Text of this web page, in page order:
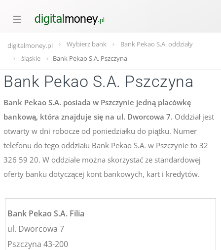
☰
digitalmoney.pl Wybierz bank
Bank Pekao S.A. oddziały
śląskie
Bank Pekao S.A. Pszczyna
Bank Pekao S.A. Pszczyna
Bank Pekao S.A. posiada w Pszczynie jedną placówkę
bankową, która znajduje się na ul. Dworcowa 7. Oddział jest
otwarty w dni robocze od poniedziałku do piątku. Numer
telefonu do tego oddziału Bank Pekao S.A. w Pszczynie to 32
326 59 20. W oddziale można skorzystać ze standardowej
oferty banku dotyczącej kont bankowych, kart i kredytów.
Bank Pekao S.A. Filia
ul. Dworcowa 7
Pszczyna 43-200